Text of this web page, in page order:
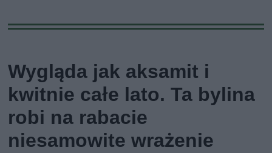
Wygląda jak aksamit i
kwitnie całe lato. Ta bylina
robi na rabacie
niesamowite wrażenie